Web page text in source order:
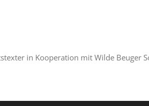
in Kooperation mit Wilde Beuger